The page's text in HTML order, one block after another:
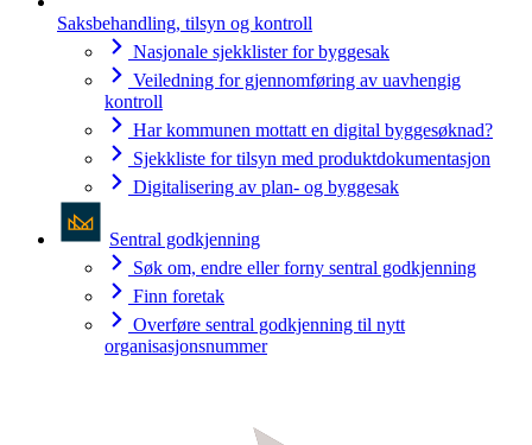
Saksbehandling, tilsyn og kontroll
Nasjonale sjekklister for byggesak
Veiledning for gjennomføring av uavhengig
kontroll
Har kommunen mottatt en digital byggesøknad?
Sjekkliste for tilsyn med produktdokumentasjon
Digitalisering av plan- og byggesak
Sentral godkjenning
Søk om, endre eller forny sentral godkjenning
Finn foretak
Overføre sentral godkjenning til nytt
organisasjonsnummer